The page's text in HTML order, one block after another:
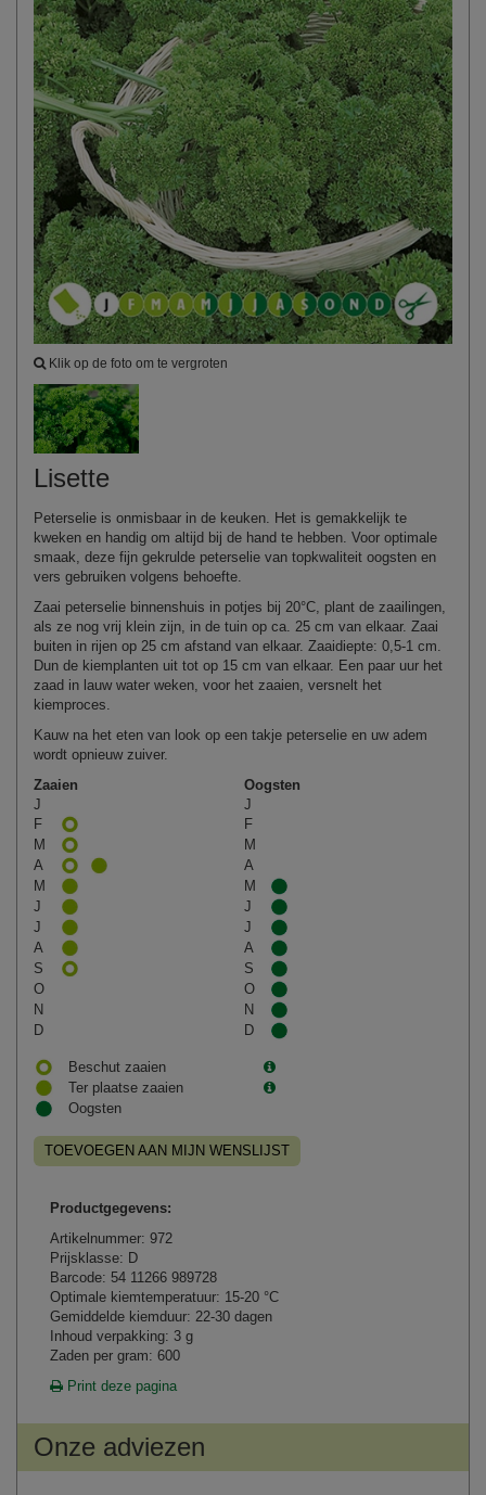
Klik op de foto om te vergroten
Lisette
Peterselie is onmisbaar in de keuken. Het is gemakkelijk te
kweken en handig om altijd bij de hand te hebben. Voor optimale
smaak, deze fijn gekrulde peterselie van topkwaliteit oogsten en
vers gebruiken volgens behoefte.
Zaai peterselie binnenshuis in potjes bij 20°C, plant de zaailingen,
als ze nog vrij klein zijn, in de tuin op ca. 25 cm van elkaar. Zaai
buiten in rijen op 25 cm afstand van elkaar. Zaaidiepte: 0,5‑1 cm.
Dun de kiemplanten uit tot op 15 cm van elkaar. Een paar uur het
zaad in lauw water weken, voor het zaaien, versnelt het
kiemproces.
Kauw na het eten van look op een takje peterselie en uw adem
wordt opnieuw zuiver.
Zaaien
Oogsten
J
J
F
F
M
M
A
A
M
M
J
J
J
J
A
A
S
S
O
O
N
N
D
D
Beschut zaaien
Ter plaatse zaaien
Oogsten
TOEVOEGEN AAN MIJN WENSLIJST
Productgegevens:
Artikelnummer: 972
Prijsklasse: D
Barcode: 54 11266 989728
Optimale kiemtemperatuur: 15-20 °C
Gemiddelde kiemduur: 22-30 dagen
Inhoud verpakking: 3 g
Zaden per gram: 600
Print deze pagina
Onze adviezen